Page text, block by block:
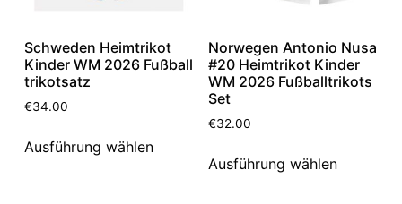
Schweden Heimtrikot
Kinder WM 2026 Fußball
trikotsatz
€34.00
Ausführung wählen
Norwegen Antonio Nusa
#20 Heimtrikot Kinder
WM 2026 Fußballtrikots
Set
€32.00
Ausführung wählen